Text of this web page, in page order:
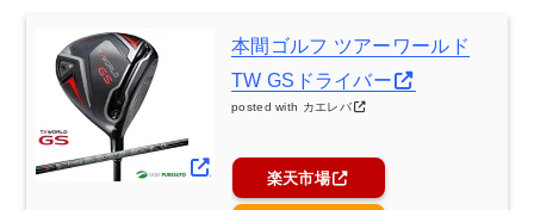
本間ゴルフ ツアーワールド
TW GSドライバー
posted with カエレバ
楽天市場